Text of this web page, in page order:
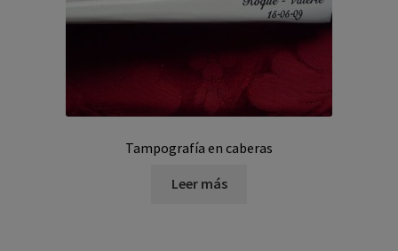
Tampografía en caberas
Leer más